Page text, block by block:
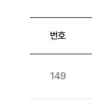
번호
149